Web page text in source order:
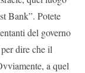
Bank”. Potete
del governo
dire che il
a quel